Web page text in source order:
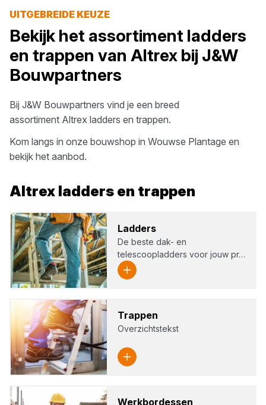
UITGEBREIDE KEUZE
Bekijk het assortiment ladders
en trappen van Altrex bij J&W
Bouwpartners
Bij J&W Bouwpartners vind je een breed
assortiment Altrex ladders en trappen.
Kom langs in onze bouwshop in Wouwse Plantage en
bekijk het aanbod.
Altrex ladders en trappen
Lad­ders
De beste dak- en
telescoopladders voor jouw pr…
Trap­pen
Overzichtstekst
Werk­bor­des­sen